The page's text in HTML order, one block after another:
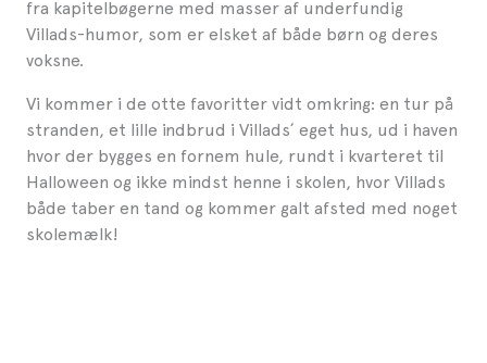
fra kapitelbøgerne med masser af underfundig
Villads-humor, som er elsket af både børn og deres
voksne.
Vi kommer i de otte favoritter vidt omkring: en tur på
stranden, et lille indbrud i Villads´ eget hus, ud i haven
hvor der bygges en fornem hule, rundt i kvarteret til
Halloween og ikke mindst henne i skolen, hvor Villads
både taber en tand og kommer galt afsted med noget
skolemælk!